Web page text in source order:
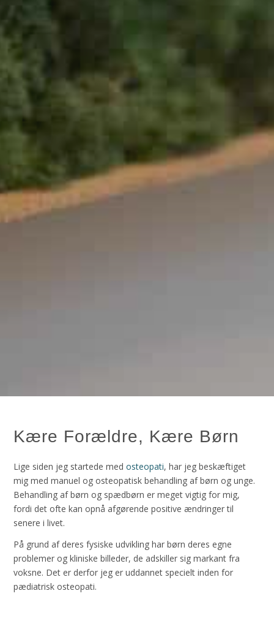
Kære Forældre, Kære Børn
Lige siden jeg startede med osteopati, har jeg beskæftiget
mig med manuel og osteopatisk behandling af børn og unge.
Behandling af børn og spædbørn er meget vigtig for mig,
fordi det ofte kan opnå afgørende positive ændringer til
senere i livet.
På grund af deres fysiske udvikling har børn deres egne
problemer og kliniske billeder, de adskiller sig markant fra
voksne. Det er derfor jeg er uddannet specielt inden for
pædiatrisk osteopati.